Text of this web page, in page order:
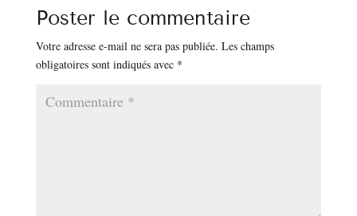
Poster le commentaire
Votre adresse e-mail ne sera pas publiée. Les champs
obligatoires sont indiqués avec *